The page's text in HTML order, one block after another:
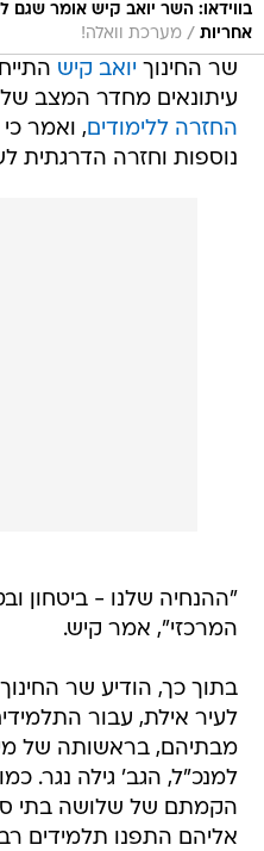
בווידאו: השר יואב קיש אומר
אחריות / מערכת וואלה!
שר החינוך יואב קיש
עיתונאים מחדר המצב
החזרה ללימודים, ואמר
נוספות וחזרה הדרגתית
"ההנחיה שלנו - ביטחון
המרכזי", אמר קיש.
בתוך כך, הודיע שר
לעיר אילת, עבור
מבתיהם, בראשותה של
למנכ"ל, הגב' גילה נגר.
הקמתם של שלושה בתי
אליהם התפנו תלמידים